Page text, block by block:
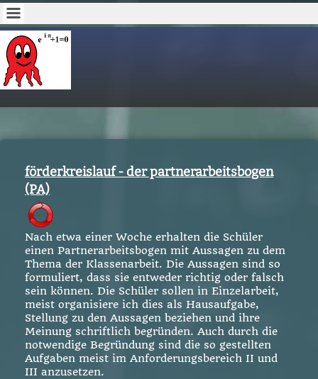
förderkreislauf - der partnerarbeitsbogen
(PA)
Nach etwa einer Woche erhalten die Schüler
einen Partnerarbeitsbogen mit Aussagen zu dem
Thema der Klassenarbeit. Die Aussagen sind so
formuliert, dass sie entweder richtig oder falsch
sein können. Die Schüler sollen in Einzelarbeit,
meist organisiere ich dies als Hausaufgabe,
Stellung zu den Aussagen beziehen und ihre
Meinung schriftlich begründen. Auch durch die
notwendige Begründung sind die so gestellten
Aufgaben meist im Anforderungsbereich II und
III anzusetzen.